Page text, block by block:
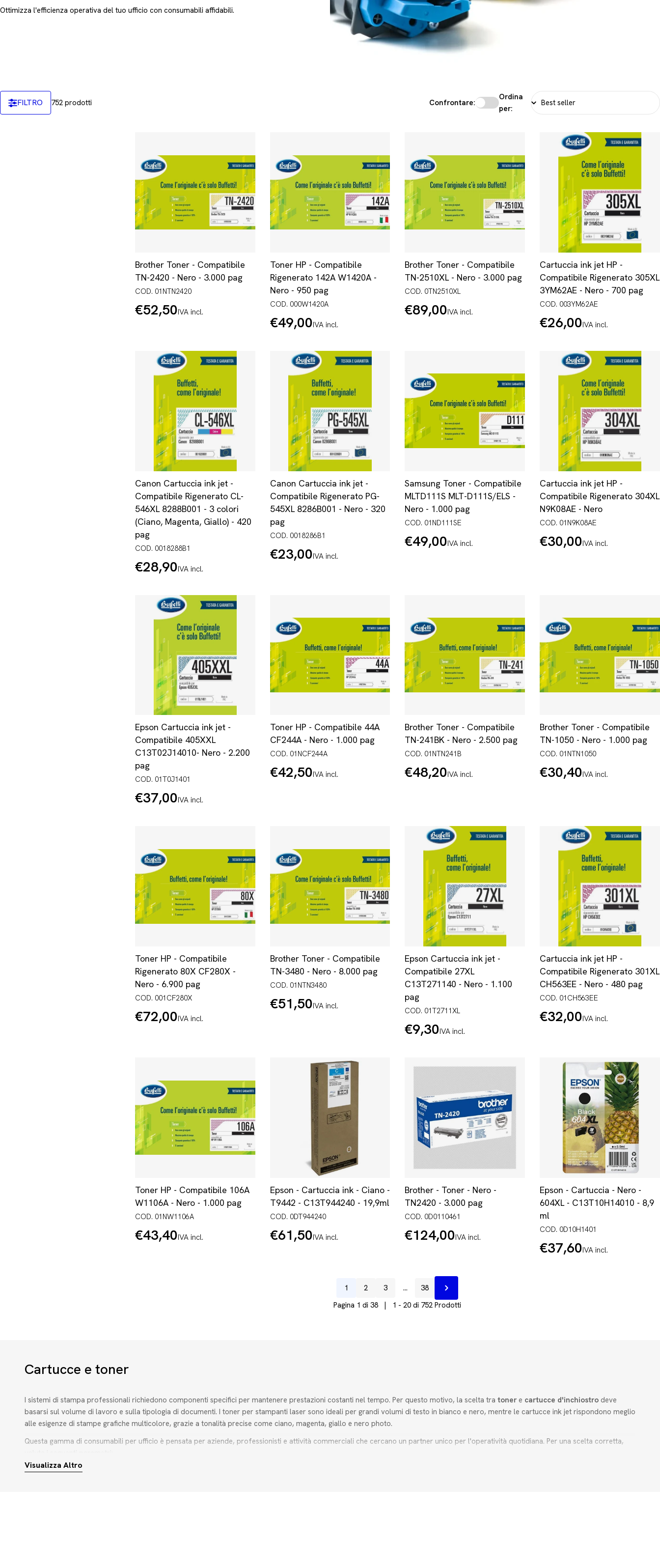
e
n
Ottimizza l'efficienza operativa del tuo ufficio con consumabili affidabili.
752 prodotti
FILTRO Confrontare:
Ordina
per:
Brother Toner - Compatibile
TN-2420 - Nero - 3.000 pag
COD. 01NTN2420
Prezzo
normale
€52,50IVA incl.
Toner HP - Compatibile
Rigenerato 142A W1420A -
Nero - 950 pag
COD. 000W1420A
Prezzo
normale
€49,00IVA incl.
Brother Toner - Compatibile
TN-2510XL - Nero - 3.000 pag
COD. 0TN2510XL
Prezzo
normale
€89,00IVA incl.
Cartuccia ink jet HP -
Compatibile Rigenerato 305XL
3YM62AE - Nero - 700 pag
COD. 003YM62AE
Prezzo
normale
€26,00IVA incl.
Canon Cartuccia ink jet -
Compatibile Rigenerato CL-
546XL 8288B001 - 3 colori
(Ciano, Magenta, Giallo) - 420
pag
COD. 0018288B1
Prezzo
normale
€28,90IVA incl.
Canon Cartuccia ink jet -
Compatibile Rigenerato PG-
545XL 8286B001 - Nero - 320
pag
COD. 0018286B1
Prezzo
normale
€23,00IVA incl.
Samsung Toner - Compatibile
MLTD111S MLT-D111S/ELS -
Nero - 1.000 pag
COD. 01ND111SE
Prezzo
normale
€49,00IVA incl.
Cartuccia ink jet HP -
Compatibile Rigenerato 304XL
N9K08AE - Nero
COD. 01N9K08AE
Prezzo
normale
€30,00IVA incl.
Epson Cartuccia ink jet -
Compatibile 405XXL
C13T02J14010- Nero - 2.200
pag
COD. 01T0J1401
Prezzo
normale
€37,00IVA incl.
Toner HP - Compatibile 44A
CF244A - Nero - 1.000 pag
COD. 01NCF244A
Prezzo
normale
€42,50IVA incl.
Brother Toner - Compatibile
TN-241BK - Nero - 2.500 pag
COD. 01NTN241B
Prezzo
normale
€48,20IVA incl.
Brother Toner - Compatibile
TN-1050 - Nero - 1.000 pag
COD. 01NTN1050
Prezzo
normale
€30,40IVA incl.
Toner HP - Compatibile
Rigenerato 80X CF280X -
Nero - 6.900 pag
COD. 001CF280X
Prezzo
normale
€72,00IVA incl.
Brother Toner - Compatibile
TN-3480 - Nero - 8.000 pag
COD. 01NTN3480
Prezzo
normale
€51,50IVA incl.
Epson Cartuccia ink jet -
Compatibile 27XL
C13T271140 - Nero - 1.100
pag
COD. 01T2711XL
Prezzo
normale
€9,30IVA incl.
Cartuccia ink jet HP -
Compatibile Rigenerato 301XL
CH563EE - Nero - 480 pag
COD. 01CH563EE
Prezzo
normale
€32,00IVA incl.
Toner HP - Compatibile 106A
W1106A - Nero - 1.000 pag
COD. 01NW1106A
Prezzo
normale
€43,40IVA incl.
Epson - Cartuccia ink - Ciano -
T9442 - C13T944240 - 19,9ml
COD. 0DT944240
Prezzo
normale
€61,50IVA incl.
Brother - Toner - Nero -
TN2420 - 3.000 pag
COD. 0D0110461
Prezzo
normale
€124,00IVA incl.
Epson - Cartuccia - Nero -
604XL - C13T10H14010 - 8,9
ml
COD. 0D10H1401
Prezzo
normale
€37,60IVA incl.
1 2 3 … 38
Prossimo
Pagina 1 di 38 | 1 - 20 di 752 Prodotti
Cartucce e toner
I sistemi di stampa professionali richiedono componenti specifici per mantenere prestazioni costanti nel tempo. Per questo motivo, la scelta tra toner e cartucce d'inchiostro deve
basarsi sul volume di lavoro e sulla tipologia di documenti. I toner per stampanti laser sono ideali per grandi volumi di testo in bianco e nero, mentre le cartucce ink jet rispondono meglio
alle esigenze di stampe grafiche multicolore, grazie a tonalità precise come ciano, magenta, giallo e nero photo.
Questa gamma di consumabili per ufficio è pensata per aziende, professionisti e attività commerciali che cercano un partner unico per l'operatività quotidiana. Per una scelta corretta,
Tecnologia di stampa:
Visualizza Altro